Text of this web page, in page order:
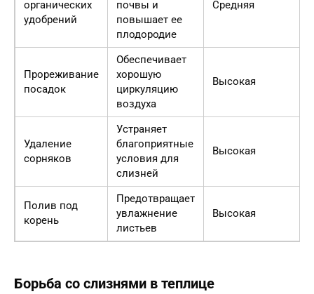
органических
удобрений
почвы и
повышает ее
плодородие
Средняя
Прореживание
посадок
Обеспечивает
хорошую
циркуляцию
воздуха
Высокая
Удаление
сорняков
Устраняет
благоприятные
условия для
слизней
Высокая
Полив под
корень
Предотвращает
увлажнение
листьев
Высокая
Борьба со слизнями в теплице